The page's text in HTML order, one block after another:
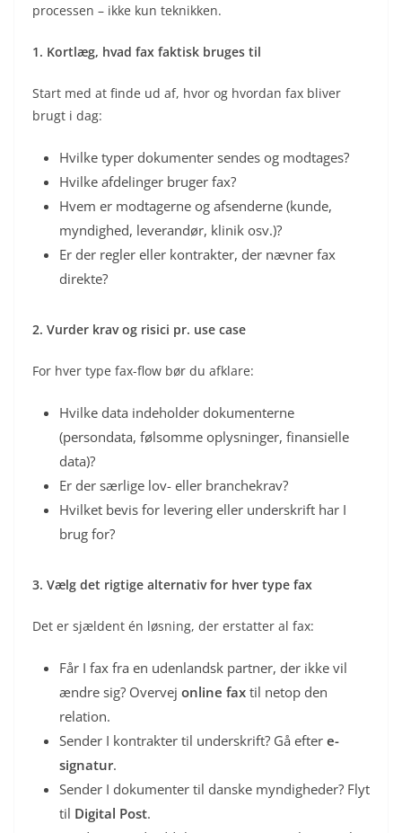
processen – ikke kun teknikken.
1. Kortlæg, hvad fax faktisk bruges til
Start med at finde ud af, hvor og hvordan fax bliver
brugt i dag:
Hvilke typer dokumenter sendes og modtages?
Hvilke afdelinger bruger fax?
Hvem er modtagerne og afsenderne (kunde,
myndighed, leverandør, klinik osv.)?
Er der regler eller kontrakter, der nævner fax
direkte?
2. Vurder krav og risici pr. use case
For hver type fax-flow bør du afklare:
Hvilke data indeholder dokumenterne
(persondata, følsomme oplysninger, finansielle
data)?
Er der særlige lov- eller branchekrav?
Hvilket bevis for levering eller underskrift har I
brug for?
3. Vælg det rigtige alternativ for hver type fax
Det er sjældent én løsning, der erstatter al fax:
Får I fax fra en udenlandsk partner, der ikke vil
ændre sig? Overvej online fax til netop den
relation.
Sender I kontrakter til underskrift? Gå efter e-
signatur.
Sender I dokumenter til danske myndigheder? Flyt
til Digital Post.